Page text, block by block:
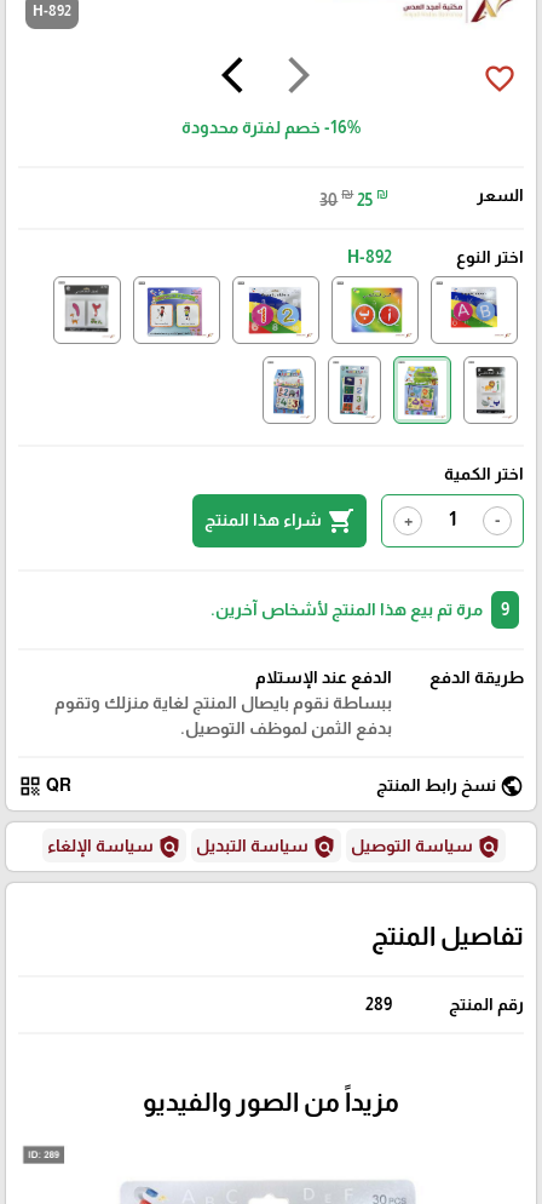
H-892
arrow_forward_ios
arrow_back_ios favorite_border
-16% خصم لفترة محدودة
السعر 30 ₪ 25 ₪
اختر النوع H-892
اختر الكمية
-
+
shopping_cart شراء هذا المنتج
مرة تم بيع هذا المنتج لأشخاص آخرين.
طريقة الدفع
الدفع عند الإستلام
ببساطة نقوم بايصال المنتج لغاية منزلك وتقوم
بدفع الثمن لموظف التوصيل.
public نسخ رابط المنتج QR
qr_code
policy سياسة التوصيل policy سياسة التبديل policy سياسة الإلغاء
تفاصيل المنتج
رقم المنتج 289
مزيداً من الصور والفيديو